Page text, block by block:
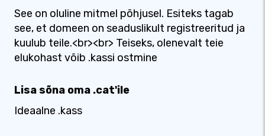
See on oluline mitmel põhjusel. Esiteks tagab
see, et domeen on seaduslikult registreeritud ja
kuulub teile.<br><br> Teiseks, olenevalt teie
elukohast võib .kassi ostmine
Lisa sõna oma .cat'ile
Ideaalne .kass